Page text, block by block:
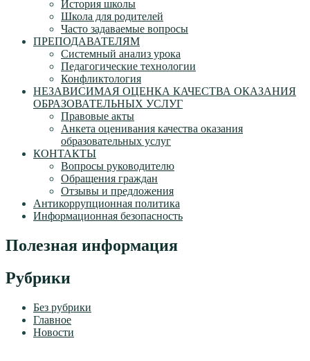
История школы
Школа для родителей
Часто задаваемые вопросы
ПРЕПОДАВАТЕЛЯМ
Системный анализ урока
Педагогические технологии
Конфликтология
НЕЗАВИСИМАЯ ОЦЕНКА КАЧЕСТВА ОКАЗАНИЯ
ОБРАЗОВАТЕЛЬНЫХ УСЛУГ
Правовые акты
Анкета оценивания качества оказания
образовательных услуг
КОНТАКТЫ
Вопросы руководителю
Обращения граждан
Отзывы и предложения
Антикоррупционная политика
Информационная безопасность
Полезная информация
Рубрики
Без рубрики
Главное
Новости